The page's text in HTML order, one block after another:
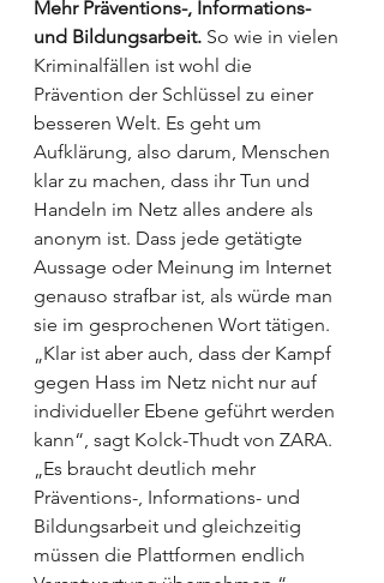
Mehr Präventions-, Informations-
und Bildungsarbeit. So wie in vielen
Kriminalfällen ist wohl die
Prävention der Schlüssel zu einer
besseren Welt. Es geht um
Aufklärung, also darum, Menschen
klar zu machen, dass ihr Tun und
Handeln im Netz alles andere als
anonym ist. Dass jede getätigte
Aussage oder Meinung im Internet
genauso strafbar ist, als würde man
sie im gesprochenen Wort tätigen.
„Klar ist aber auch, dass der Kampf
gegen Hass im Netz nicht nur auf
individueller Ebene geführt werden
kann“, sagt Kolck-Thudt von ZARA.
„Es braucht deutlich mehr
Präventions-, Informations- und
Bildungsarbeit und gleichzeitig
müssen die Plattformen endlich